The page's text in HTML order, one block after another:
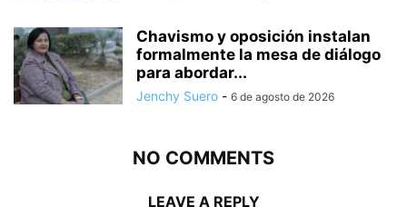
Chavismo y oposición instalan
formalmente la mesa de diálogo
para abordar...
Jenchy Suero - 6 de agosto de 2026
NO COMMENTS
LEAVE A REPLY